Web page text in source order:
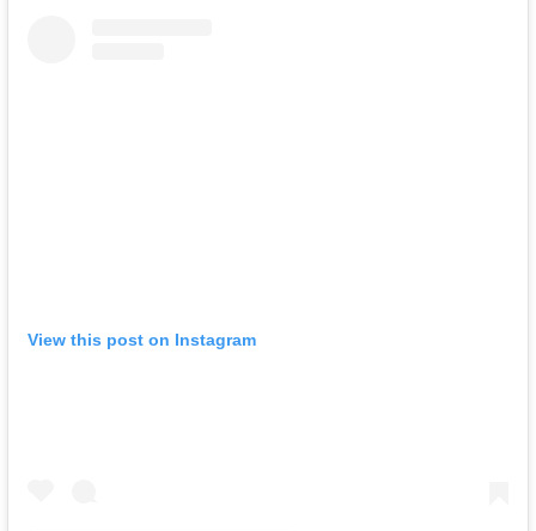
View this post on Instagram